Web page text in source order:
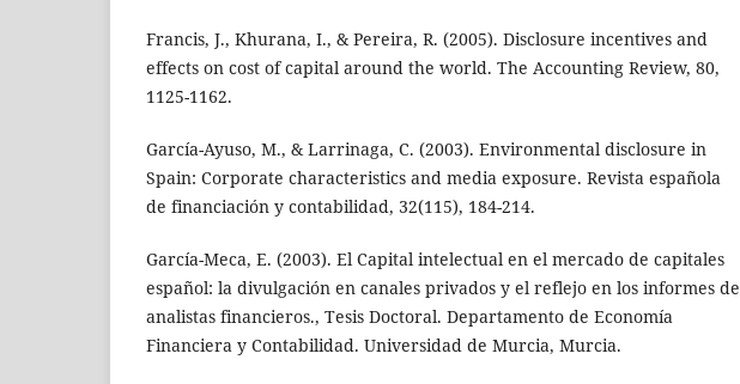
Francis, J., Khurana, I., & Pereira, R. (2005). Disclosure incentives and
effects on cost of capital around the world. The Accounting Review, 80,
1125-1162.
García-Ayuso, M., & Larrinaga, C. (2003). Environmental disclosure in
Spain: Corporate characteristics and media exposure. Revista española
de financiación y contabilidad, 32(115), 184-214.
García-Meca, E. (2003). El Capital intelectual en el mercado de capitales
español: la divulgación en canales privados y el reflejo en los informes de
analistas financieros., Tesis Doctoral. Departamento de Economía
Financiera y Contabilidad. Universidad de Murcia, Murcia.